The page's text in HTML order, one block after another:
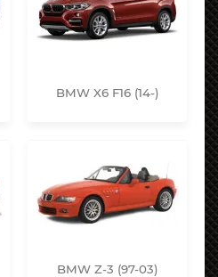
BMW X6 F16 (14-)
BMW Z-3 (97-03)